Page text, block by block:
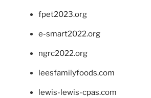
fpet2023.org
e-smart2022.org
ngrc2022.org
leesfamilyfoods.com
lewis-lewis-cpas.com